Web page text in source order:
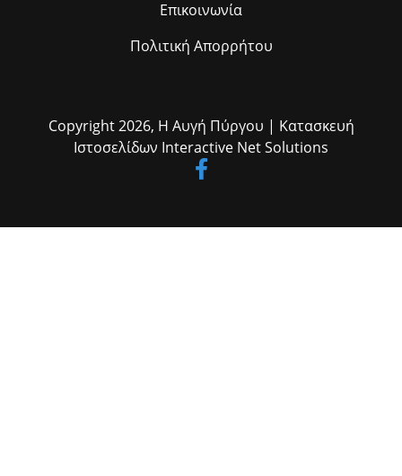
αποτελεί υπόθεση όλων μας. Δήλωση του Αντιπεριφερειάρχη Ηλείας
αυξημένη επαγρύπνηση και υπευθυνότητα. Ως Περιφερειακή
Ενότητα Ηλείας έχουμε προχωρήσει σε όλες τις απαραίτητες
με τις πυρκαγιές είναι καθημερινή, δύσκολη και πολλές φορές άνιση.
Η καλύτερη τιμή στη μνήμη τους είναι να κάνουμε όλοι το καθήκον
μας, ο καθένας από τη θέση ευθύνης που κατέχει. Απευθύνω έκκληση
σε όλους τους συμπολίτες μας να τηρήσουν πιστά τις οδηγίες των
Επικοινωνία
Πολιτική Απορρήτου
Copyright 2026, Η Αυγή Πύργου | Κατασκευή
Ιστοσελίδων Interactive Net Solutions